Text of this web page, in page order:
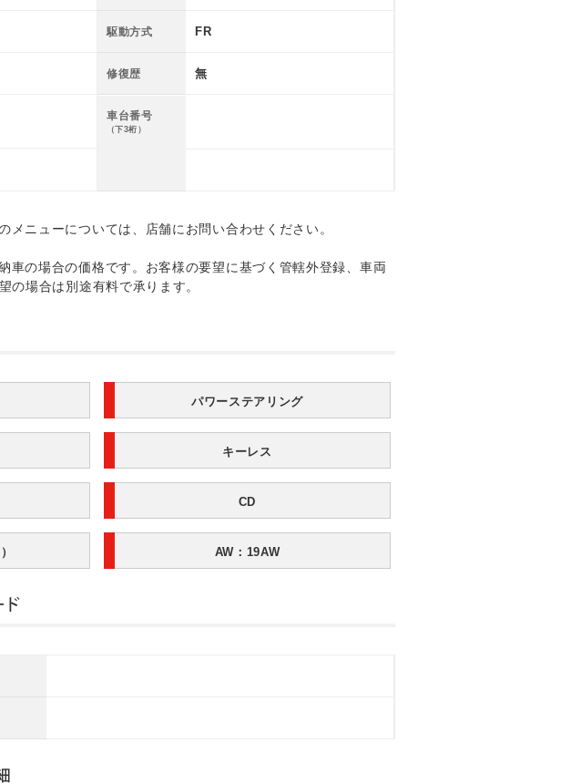
駆動方式 FR
修復歴 無
車台番号
（下3桁）
ニューについては、店舗にお問い合わせください。
車の場合の価格です。お客様の要望に基づく管轄外登録、車両
場合は別途有料で承ります。
パワーステアリング
キーレス
CD
AW：19AW